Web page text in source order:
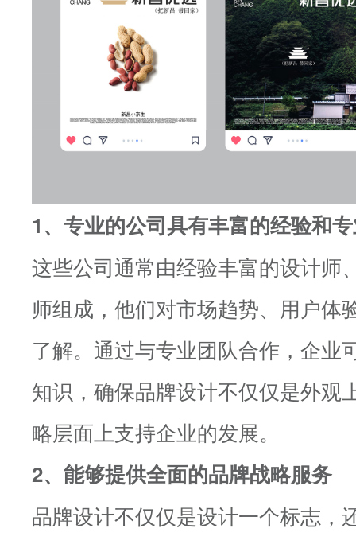
1、专业的公司具有丰富的经验和
这些公司通常由经验丰富的设计师
师组成，他们对市场趋势、用户体
了解。通过与专业团队合作，企业
知识，确保品牌设计不仅仅是外观
略层面上支持企业的发展。
2、能够提供全面的品牌战略服务
品牌设计不仅仅是设计一个标志，